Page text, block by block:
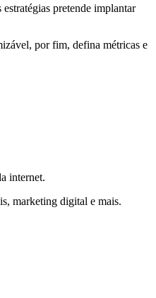
pretende implantar
por fim, defina métricas e
internet.
marketing digital e mais.